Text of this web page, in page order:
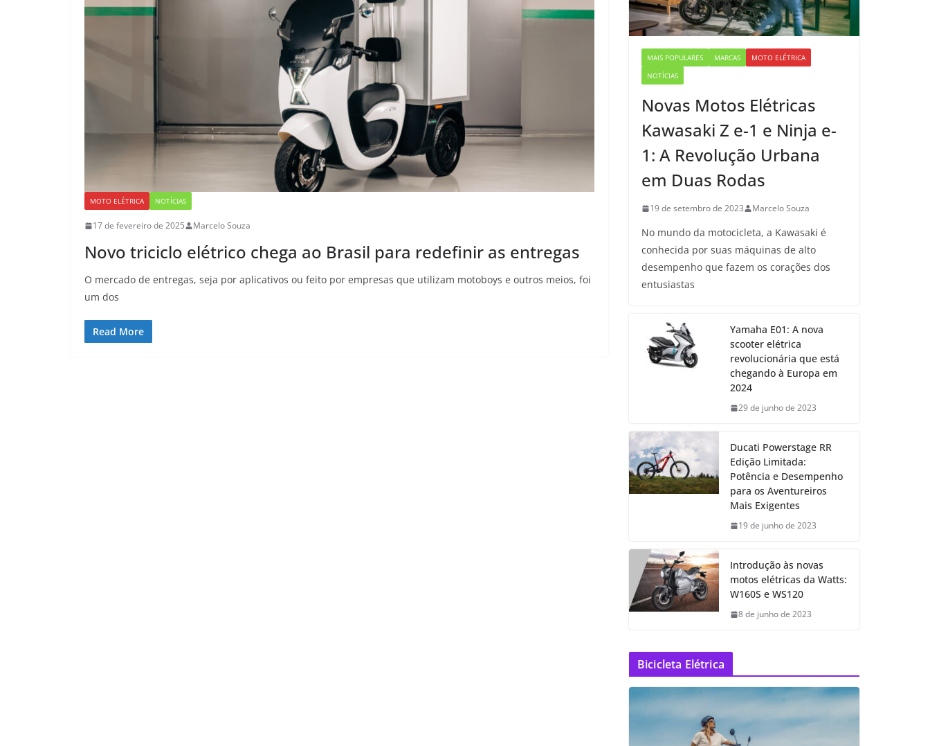
MOTO ELÉTRICA NOTÍCIAS
17 de fevereiro de 2025 Marcelo Souza
Novo triciclo elétrico chega ao Brasil para redefinir as entregas
O mercado de entregas, seja por aplicativos ou feito por empresas que utilizam motoboys e outros meios, foi
um dos
Read More
MAIS POPULARES MARCAS
MOTO ELÉTRICA
NOTÍCIAS
Novas Motos Elétricas
Kawasaki Z e-1 e Ninja e-
1: A Revolução Urbana
em Duas Rodas
19 de setembro de 2023 Marcelo Souza
No mundo da motocicleta, a Kawasaki é
conhecida por suas máquinas de alto
desempenho que fazem os corações dos
entusiastas
Yamaha E01: A nova
scooter elétrica
revolucionária que está
chegando à Europa em
2024
29 de junho de 2023
Ducati Powerstage RR
Edição Limitada:
Potência e Desempenho
para os Aventureiros
Mais Exigentes
19 de junho de 2023
Introdução às novas
motos elétricas da Watts:
W160S e WS120
8 de junho de 2023
Bicicleta Elétrica